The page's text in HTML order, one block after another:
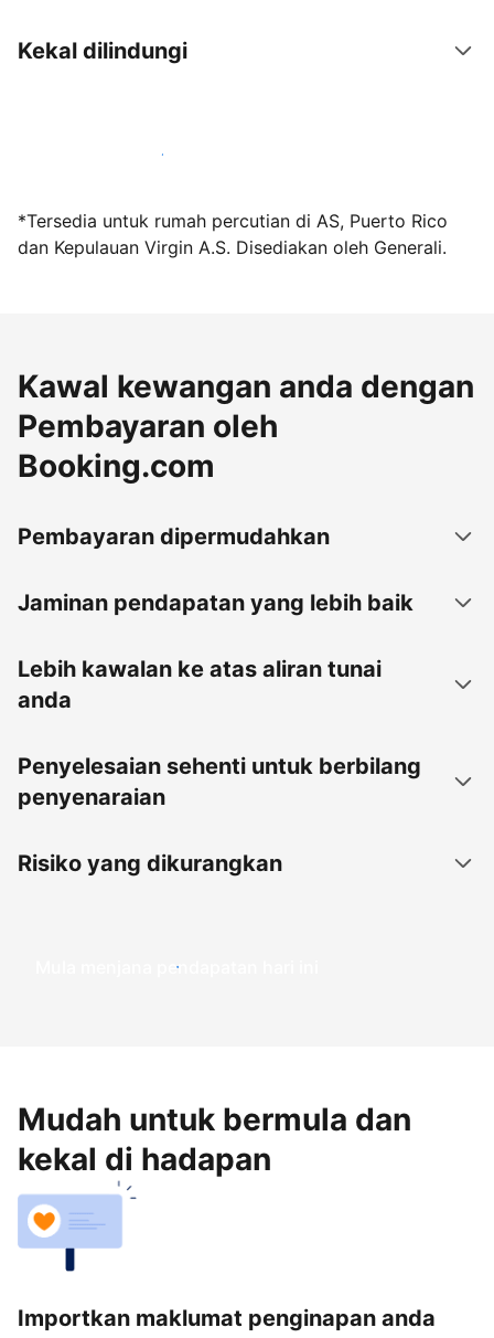
Kekal dilindungi
Jadi hos bersama kami hari ini
*Tersedia untuk rumah percutian di AS, Puerto Rico
dan Kepulauan Virgin A.S. Disediakan oleh Generali.
Kawal kewangan anda dengan
Pembayaran oleh
Booking.com
Pembayaran dipermudahkan
Jaminan pendapatan yang lebih baik
Lebih kawalan ke atas aliran tunai
anda
Penyelesaian sehenti untuk berbilang
penyenaraian
Risiko yang dikurangkan
Mula menjana pendapatan hari ini
Mudah untuk bermula dan
kekal di hadapan
Importkan maklumat penginapan anda